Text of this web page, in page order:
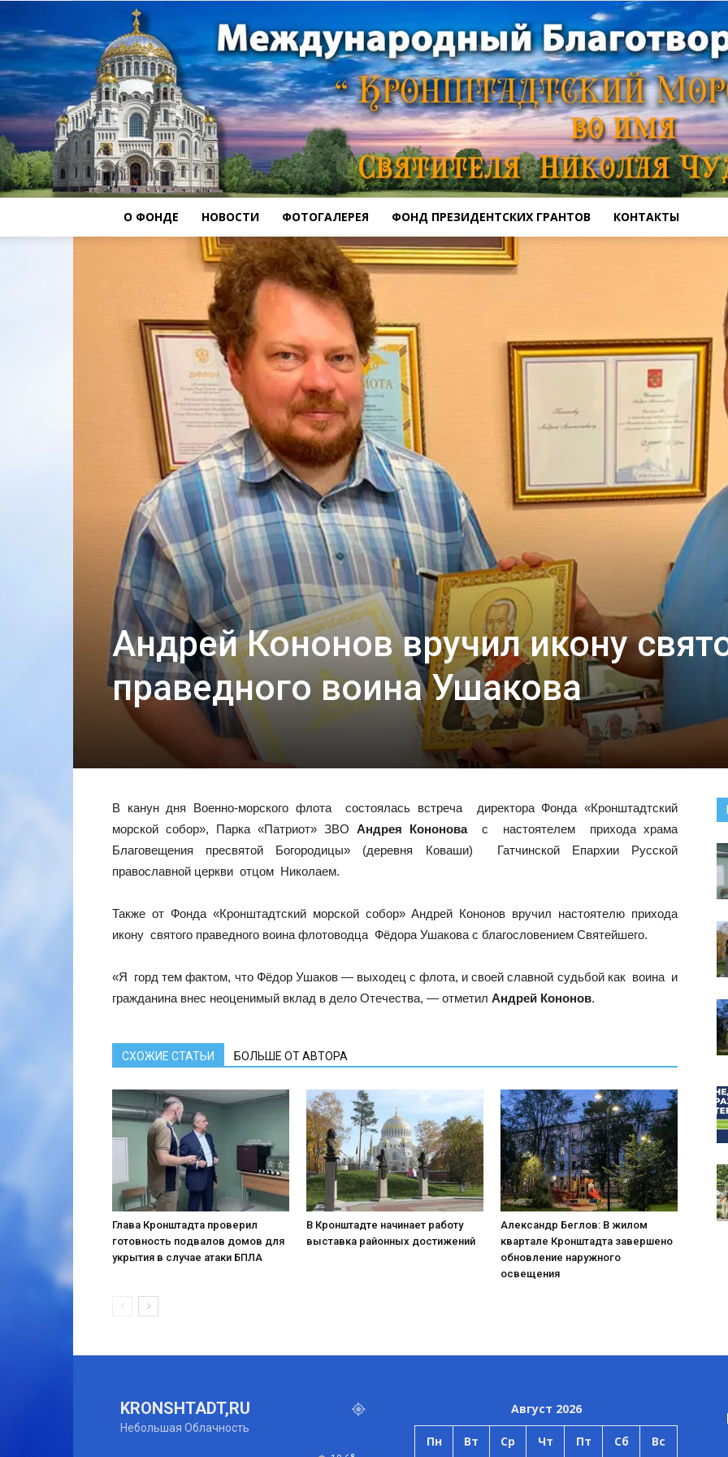
Морской
О ФОНДЕ НОВОСТИ ФОТОГАЛЕРЕЯ ФОНД ПРЕЗИДЕНТСКИХ ГРАНТОВ КОНТАКТЫ
Андрей Кононов вручил икону
праведного воина Ушакова
В канун дня Военно-морского флота состоялась встреча директора Фонда «Кронштадтский
морской собор», Парка «Патриот» ЗВО Андрея Кононовас настоятелем прихода храма
Благовещения пресвятой Богородицы» (деревня Коваши) Гатчинской Епархии Русской
православной церкви отцом Николаем.
Также от Фонда «Кронштадтский морской собор» Андрей Кононов вручил настоятелю прихода
икону святого праведного воина флотоводца Фёдора Ушакова с благословением Святейшего.
«Я горд тем фактом, что Фёдор Ушаков — выходец с флота, и своей славной судьбой как воина и
гражданина внес неоценимый вклад в дело Отечества, — отметил Андрей Кононов.
СХОЖИЕ СТАТЬИ БОЛЬШЕ ОТ АВТОРА
Глава Кронштадта проверил
готовность подвалов домов для
укрытия в случае атаки БПЛА
В Кронштадте начинает работу
выставка районных достижений
Александр Беглов: В жилом
квартале Кронштадта завершено
обновление наружного
освещения
KRONSHTADT,RU
Небольшая Облачность
Август 2026
Пн Вт Ср Чт Пт Сб Вс